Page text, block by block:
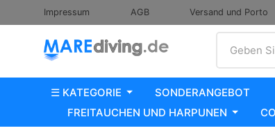
Impressum AGB Versand und Porto
Geben
☰ KATEGORIE SONDERANGEBOT
FREITAUCHEN UND HARPUNEN